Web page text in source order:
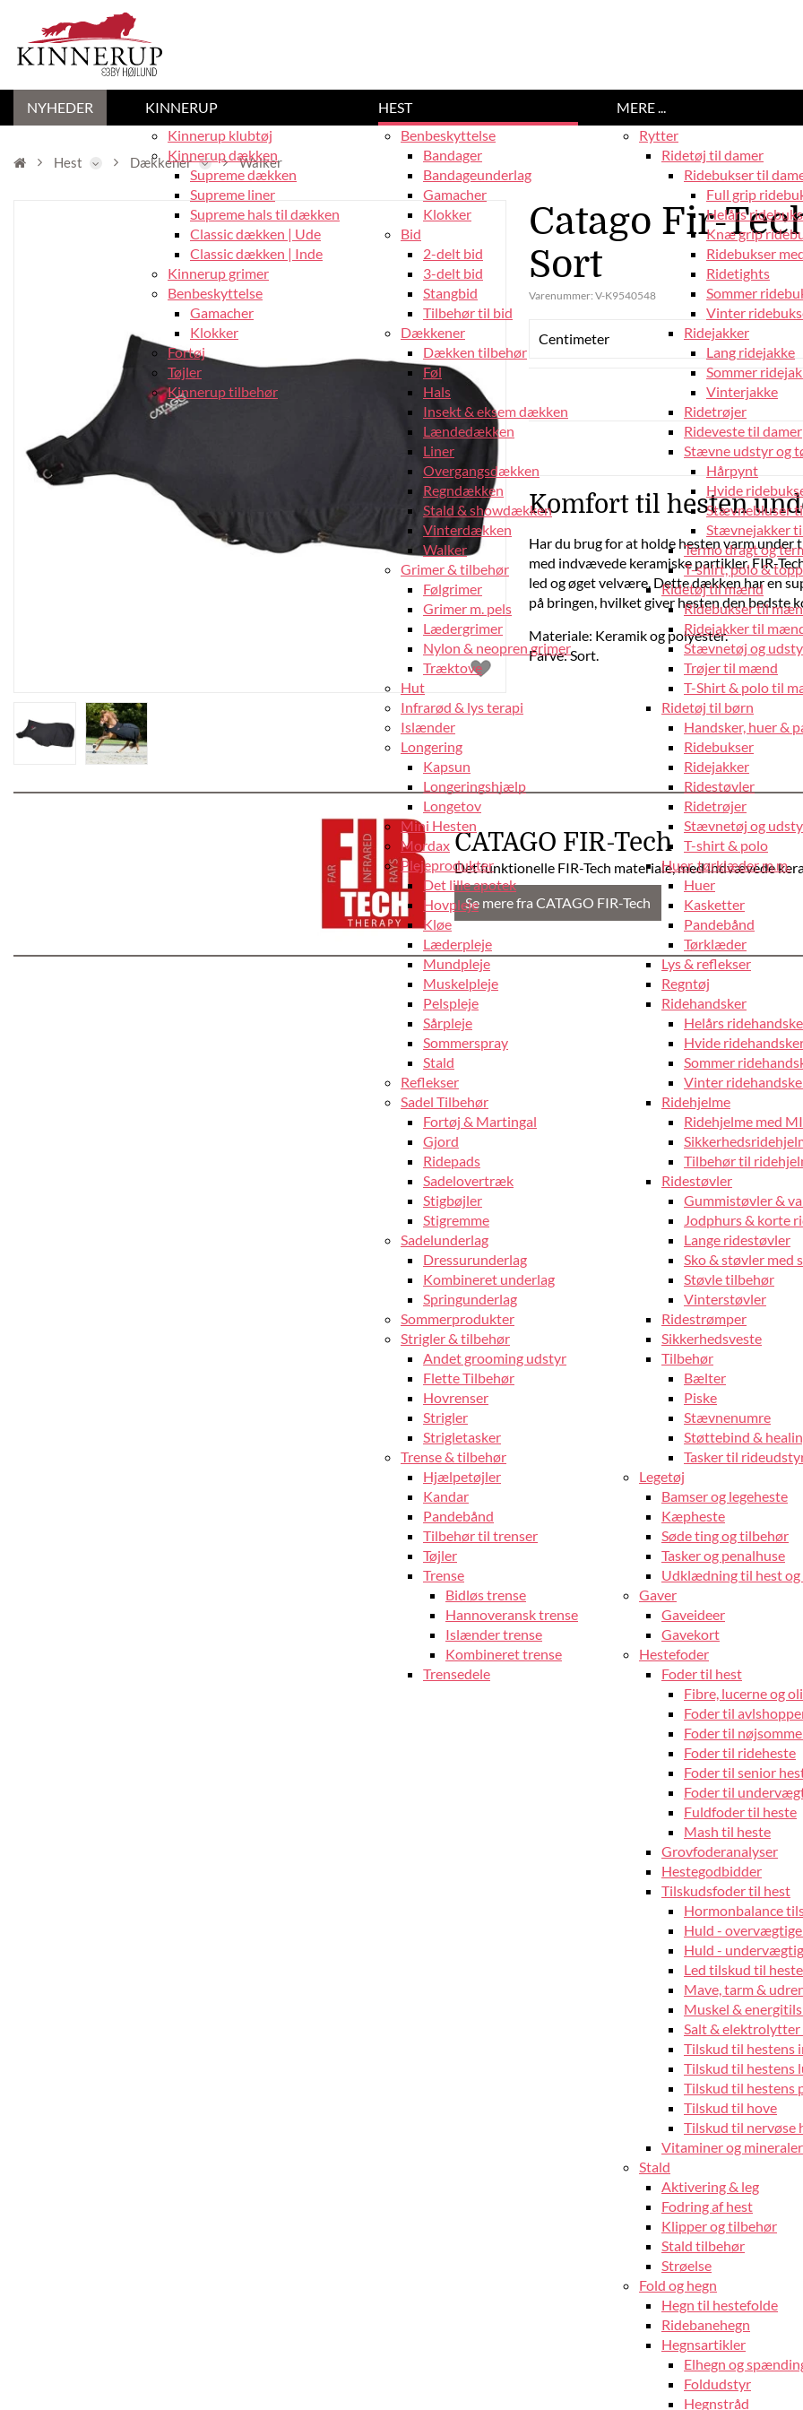
NYHEDER
KINNERUP
Kinnerup klubtøj
Kinnerup dækken
Supreme dækken
Supreme liner
Supreme hals til dækken
Classic dækken | Ude
Classic dækken | Inde
Kinnerup grimer
Benbeskyttelse
Gamacher
Klokker
Fortøj
Tøjler
Kinnerup tilbehør
HEST
Benbeskyttelse
Bandager
Bandageunderlag
Gamacher
Klokker
Bid
2-delt bid
3-delt bid
Stangbid
Tilbehør til bid
Dækkener
Dækken tilbehør
Føl
Hals
Insekt & eksem dækken
Lændedækken
Liner
Overgangsdækken
Regndækken
Stald & showdækken
Vinterdækken
Walker
Grimer & tilbehør
Følgrimer
Grimer m. pels
Lædergrimer
Nylon & neopren grimer
Træktove
Hut
Infrarød & lys terapi
Islænder
Longering
Kapsun
Longeringshjælp
Longetov
Mini Hesten
Mordax
Plejeprodukter
Det lille apotek
Hovpleje
Kløe
Læderpleje
Mundpleje
Muskelpleje
Pelspleje
Sårpleje
Sommerspray
Stald
Reflekser
Sadel Tilbehør
Fortøj & Martingal
Gjord
Ridepads
Sadelovertræk
Stigbøjler
Stigremme
Sadelunderlag
Dressurunderlag
Kombineret underlag
Springunderlag
Sommerprodukter
Strigler & tilbehør
Andet grooming udstyr
Flette Tilbehør
Hovrenser
Strigler
Strigletasker
Trense & tilbehør
Hjælpetøjler
Kandar
Pandebånd
Tilbehør til trenser
Tøjler
Trense
Bidløs trense
Hannoveransk trense
Islænder trense
Kombineret trense
Trensedele
MERE ...
Rytter
Ridetøj til damer
Ridebukser til
Full grip
Helårs
Knæ grip
Ridebukser
Ridetights
Sommer
Vinter
Ridejakker
Lang ridejakke
Sommer
Vinterjakke
Ridetrøjer
Rideveste til damer
Stævne udstyr og
Hårpynt
Hvide
Stævnebluser
Stævnejakker
Termo dragt og
T-shirt, polo &
Ridetøj til mænd
Ridebukser til
Ridejakker til
Stævnetøj og
Trøjer til mænd
T-Shirt & polo til
Ridetøj til børn
Handsker, huer &
Ridebukser
Ridejakker
Ridestøvler
Ridetrøjer
Stævnetøj og
T-shirt & polo
Huer, tørklæder m.m.
Huer
Kasketter
Pandebånd
Tørklæder
Lys & reflekser
Regntøj
Ridehandsker
Helårs
Hvide
Sommer
Vinter
Ridehjelme
Ridehjelme med
Tilbehør til
Ridestøvler
Gummistøvler &
Jodphurs & korte
Lange ridestøvler
Sko & støvler med
Støvle tilbehør
Vinterstøvler
Ridestrømper
Sikkerhedsveste
Tilbehør
Bælter
Piske
Stævnenumre
Støttebind &
Tasker til
Legetøj
Bamser og legeheste
Kæpheste
Søde ting og tilbehør
Tasker og penalhuse
Udklædning til hest
Gaver
Gaveideer
Gavekort
Hestefoder
Foder til hest
Fibre, lucerne og
Foder til
Foder til
Foder til rideheste
Foder til senior
Foder til
Fuldfoder til heste
Mash til heste
Grovfoderanalyser
Hestegodbidder
Tilskudsfoder til hest
Hormonbalance
Huld -
Huld -
Led tilskud til heste
Mave, tarm &
Muskel &
Salt &
Tilskud til hestens
Tilskud til hestens
Tilskud til hestens
Tilskud til hove
Tilskud til nervøse
Vitaminer og
Stald
Aktivering & leg
Fodring af hest
Klipper og tilbehør
Stald tilbehør
Strøelse
Fold og hegn
Hegn til hestefolde
Ridebanehegn
Hegnsartikler
Elhegn og
Foldudstyr
Hegnstråd
Hest Dækkener Walker
Catago Fir-
Sort
Varenummer: V-K9540548
Centimeter
Komfort til hesten
Har du brug for at holde hesten varm
med indvævede keramiske partikler. FIR-
led og øget velvære. Dette dækken har en
på bringen, hvilket giver hesten den bedste
Materiale: Keramik og polyester.
Farve: Sort.
CATAGO FIR-Tech
Det funktionelle FIR-Tech materiale, med indvævede
Se mere fra CATAGO FIR-Tech